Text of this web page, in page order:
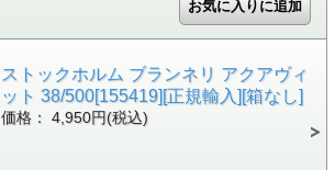
ストックホルム ブランネリ アクアヴィ
ット 38/500[155419][正規輸入][箱なし]
価格： 4,950円(税込)